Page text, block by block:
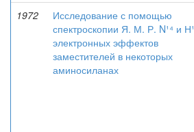
1972
Исследование с помощью
спектроскопии Я. М. Р. N¹⁴ и Н¹
электронных эффектов
заместителей в некоторых
аминосиланах